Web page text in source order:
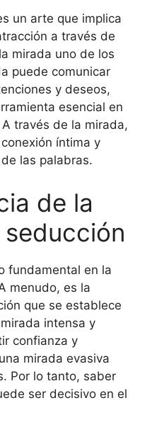
un arte que implica
a través de
mirada uno de los
puede comunicar
y deseos,
esencial en
través de la mirada,
íntima y
las palabras.
de la
fundamental en la
menudo, es la
que se establece
intensa y
confianza y
mirada evasiva
Por lo tanto, saber
ser decisivo en el